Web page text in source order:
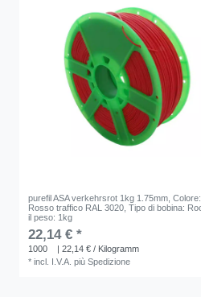
purefil ASA verkehrsrot 1kg 1.75mm , Colore:
Rosso traffico RAL 3020 , Tipo di bobina:
il peso: 1kg
22,14 € *
1000
| 22,14 € / Kilogramm
*incl. I.V.A. piùSpedizione